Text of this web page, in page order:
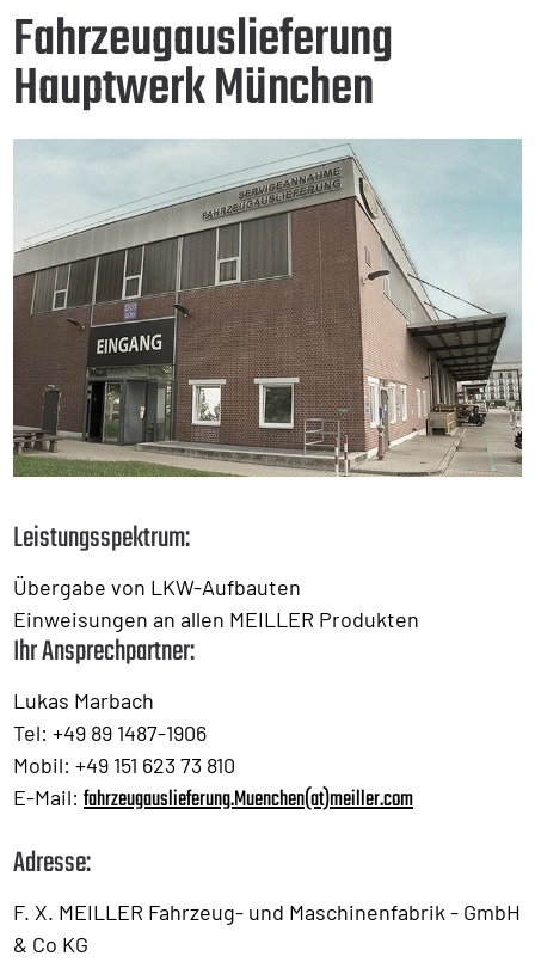
Fahrzeugauslieferung
Hauptwerk München
Leistungsspektrum:
Übergabe von LKW-Aufbauten
Einweisungen an allen MEILLER Produkten
Ihr Ansprechpartner:
Lukas Marbach
Tel: +49 89 1487-1906
Mobil: +49 151 623 73 810
E-Mail: fahrzeugauslieferung.Muenchen(at)meiller.com
Adresse:
F. X. MEILLER Fahrzeug- und Maschinenfabrik - GmbH
& Co KG